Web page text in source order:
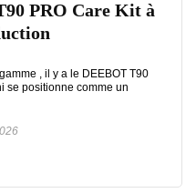
PRO Care Kit à
, il y a le DEEBOT T90
se positionne comme un